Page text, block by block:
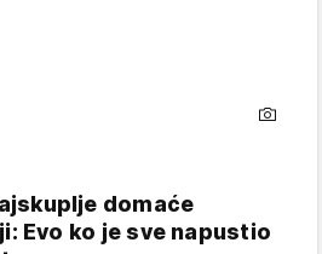
domaće
Evo ko je sve napustio